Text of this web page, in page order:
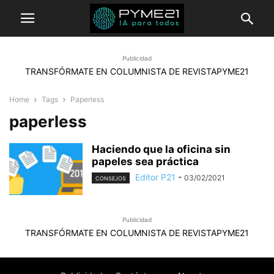
Publicidad
TRANSFÓRMATE EN COLUMNISTA DE REVISTAPYME21
Home Tags Paperless
paperless
Haciendo que la oficina sin
papeles sea práctica
CONSEJOS Editor P21 - 03/02/2021
Publicidad
TRANSFÓRMATE EN COLUMNISTA DE REVISTAPYME21